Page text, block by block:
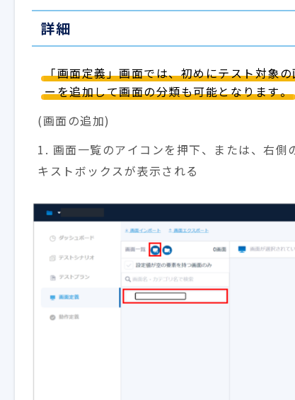
詳細
「画面定義」画面では、初めにテスト対象
ーを追加して画面の分類も可能となります。
(画面の追加)
1. 画面一覧のアイコンを押下、または、右
キストボックスが表示される